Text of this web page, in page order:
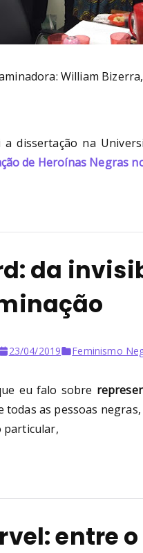
William
dissertação na
de Heroínas Negras
da
23/04/2019 Feminismo
eu falo sobre
as pessoas
particular,
entre